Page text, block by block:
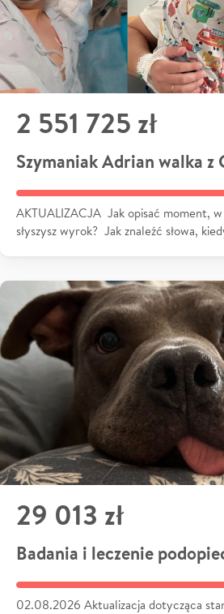
2 551 725 zł
Szymaniak Adrian walka z
AKTUALIZACJA Jak opisać moment,
słyszysz wyrok? Jak znaleźć słowa,
29 013 zł
Badania i leczenie
02.08.2026 Aktualizacja dotycząca